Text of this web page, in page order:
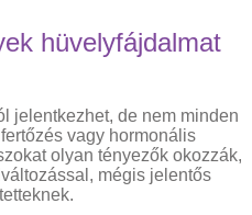
hüvelyfájdalmat
jelentkezhet, de nem minden
vagy hormonális
olyan tényezők okozzák,
mégis jelentős